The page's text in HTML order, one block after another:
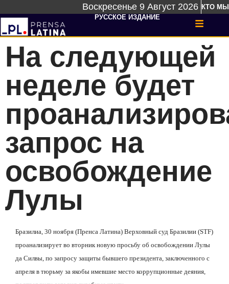
Воскресенье 9 Август 2026 КТО МЫ
РУССКОЕ ИЗДАНИЕ
На следующей
неделе будет
запрос на
освобождение
Лулы
Бразилиа, 30 ноября (Пренса Латина) Верховный суд Бразилии (STF)
проанализирует во вторник новую просьбу об освобождении Лулы
да Силвы, по запросу защиты бывшего президента, заключенного с
апреля в тюрьму за якобы имевшие место коррупционные деяния,